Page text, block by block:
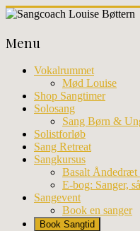
Skip
content
Louise
Bøttern
Professionel
sangundervisning
workhops
København
Menu
Vokalrummet
Mød Louise
Shop Sangtimer
Solosang
Sang Børn &
Solistforløb
Sang Retreat
Sangkursus
Basalt Åndedræt
E-bog: Sanger,
Sangevent
Book en sanger
Book Sangtid